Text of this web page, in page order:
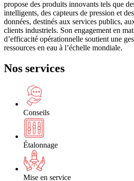
propose des produits innovants tels que
intelligents, des capteurs de pression et
données, destinés aux services publics,
clients industriels. Son engagement en
d’efficacité opérationnelle soutient une
ressources en eau à l’échelle mondiale.
Nos services
Conseils
Étalonnage
Mise en service